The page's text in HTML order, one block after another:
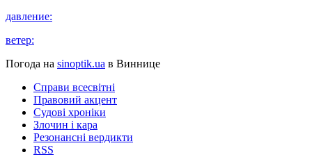
давление:
ветер:
Погода на sinoptik.ua в Виннице
Справи всесвітні
Правовий акцент
Судові хроніки
Злочин і кара
Резонансні вердикти
RSS